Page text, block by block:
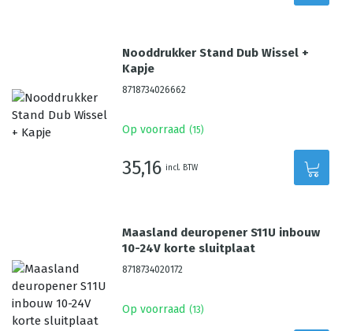
Nooddrukker Stand Dub Wissel +
Kapje
8718734026662
Op voorraad (15)
35,16 incl. BTW
Maasland deuropener S11U inbouw
10-24V korte sluitplaat
8718734020172
Op voorraad (13)